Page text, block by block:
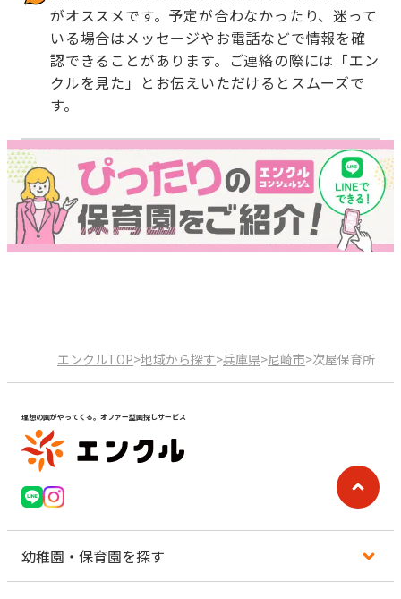
がオススメです。予定が合わなかったり、迷って
いる場合はメッセージやお電話などで情報を確
認できることがあります。ご連絡の際には「エン
クルを見た」とお伝えいただけるとスムーズで
す。
エンクルTOP>地域から探す>兵庫県>尼崎市>次屋保育所
理想の園がやってくる。オファー型園探しサービス
幼稚園・保育園を探す